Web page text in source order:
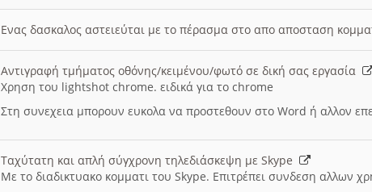
Ενας δασκαλος αστειεύται με το πέρασμα στο απο αποσταση
Αντιγραφή τμήματος οθόνης/κειμένου/φωτό σε δική σας εργασία
Χρηση του lightshot chrome. ειδικά για το chrome
Στη συνεχεια μπορουν ευκολα να προστεθουν στο Word ή αλλον
Ταχύτατη και απλή σύγχρονη τηλεδιάσκεψη με Skype
Με το διαδικτυακο κομματι του Skype. Επιτρέπει συνδεση αλλων